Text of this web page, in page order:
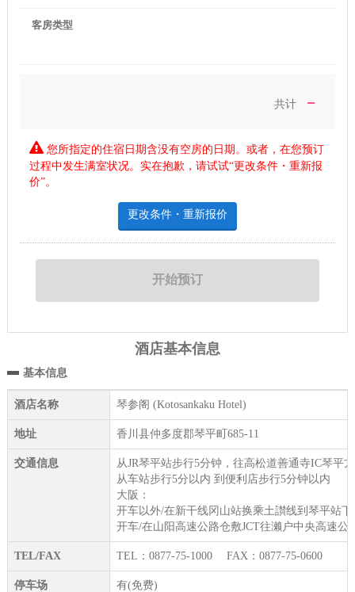
客房类型
共计 －
您所指定的住宿日期含没有空房的日期。或者，在您预订
过程中发生满室状况。实在抱歉，请试试“更改条件・重新报
价”。
更改条件・重新报价
酒店基本信息
基本信息
酒店名称 琴参阁 (Kotosankaku Hotel)
地址 香川县仲多度郡琴平町685-11
交通信息
从JR琴平站步行5分钟，往高松道善通寺IC琴平
从车站步行5分以内 到便利店步行5分钟以内
大阪：
开车以外/在新干线冈山站换乘土讃线到琴平站
开车/在山阳高速公路仓敷JCT往濑户中央高速
TEL/FAX TEL：0877-75-1000 FAX：0877-75-0600
停车场 有(免费)